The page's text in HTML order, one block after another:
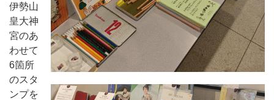
伊勢山
皇大神
宮のあ
わせて
6箇所
のスタ
ンプを